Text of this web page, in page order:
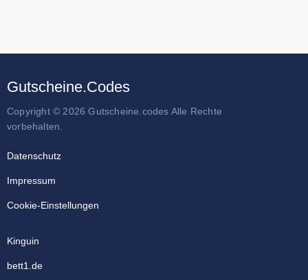
Gutscheine.Codes
Copyright © 2026 Gutscheine.codes Alle Rechte
vorbehalten.
Datenschutz
Impressum
Cookie-Einstellungen
Kinguin
bett1.de